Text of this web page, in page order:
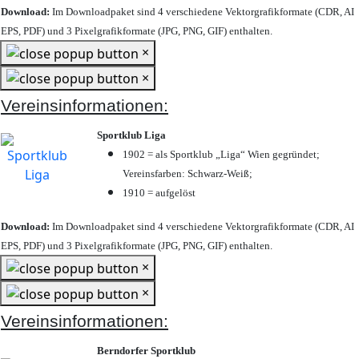
Download: Im Downloadpaket sind 4 verschiedene Vektorgrafikformate (CDR, AI
EPS, PDF) und 3 Pixelgrafikformate (JPG, PNG, GIF) enthalten.
×
×
Vereinsinformationen:
Sportklub Liga
1902 = als Sportklub „Liga“ Wien gegründet;
Vereinsfarben: Schwarz-Weiß;
1910 = aufgelöst
Download: Im Downloadpaket sind 4 verschiedene Vektorgrafikformate (CDR, AI
EPS, PDF) und 3 Pixelgrafikformate (JPG, PNG, GIF) enthalten.
×
×
Vereinsinformationen:
Berndorfer Sportklub